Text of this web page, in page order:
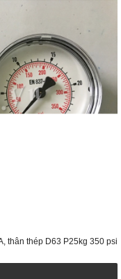
thân thép D63 P25kg 350 psi